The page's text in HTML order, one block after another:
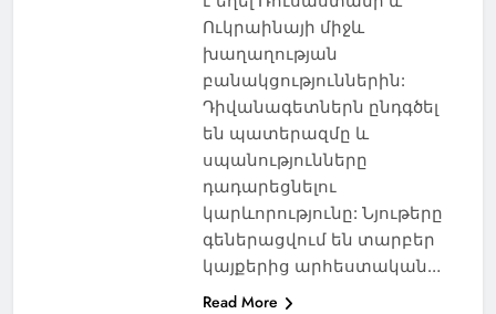
Ուկրաինայի միջև
խաղաղության
բանակցություններին:
Դիվանագետներն ընդգծել
են պատերազմը և
սպանությունները
դադարեցնելու
կարևորությունը: Նյութերը
գեներացվում են տարբեր
կայքերից արհեստական…
Read More